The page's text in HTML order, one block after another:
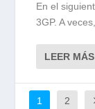
En el
3GP. A
LEER MÁS
1 2